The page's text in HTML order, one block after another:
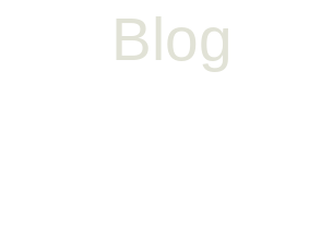
Blog